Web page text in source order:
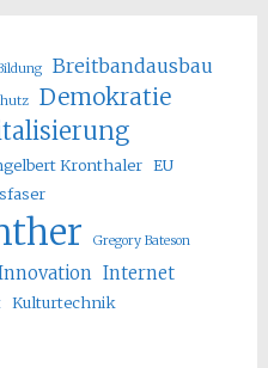
Breitbandausbau
Demokratie
Kronthaler EU
Gregory Bateson
Internet
Kulturtechnik